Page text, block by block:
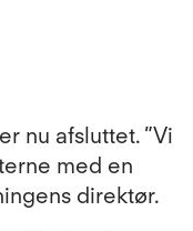
nu afsluttet. ”Vi
med en
direktør.